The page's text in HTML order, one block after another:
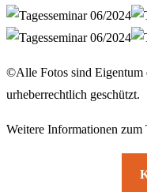
©Alle Fotos sind
urheberrechtlich geschützt.
Weitere Informationen zum